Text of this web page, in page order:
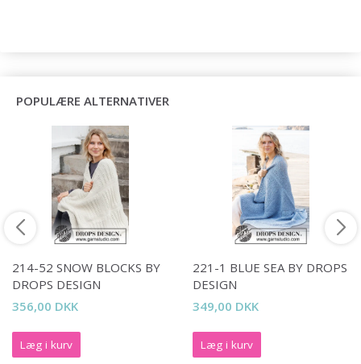
POPULÆRE ALTERNATIVER
214-52 SNOW BLOCKS BY
DROPS DESIGN
356,00 DKK
Læg i kurv
221-1 BLUE SEA BY DROPS
DESIGN
349,00 DKK
Læg i kurv